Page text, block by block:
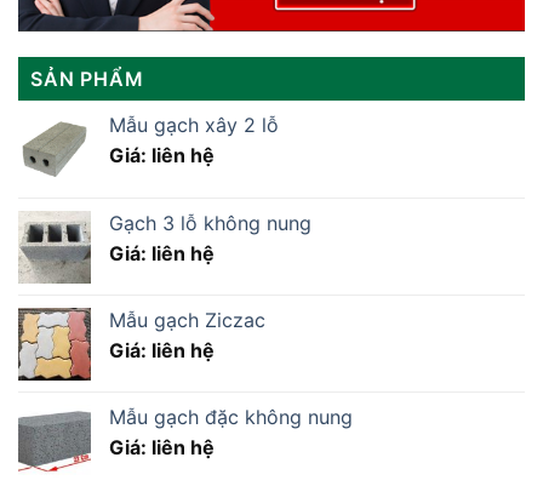
SẢN PHẨM
Mẫu gạch xây 2 lỗ
Giá: liên hệ
Gạch 3 lỗ không nung
Giá: liên hệ
Mẫu gạch Ziczac
Giá: liên hệ
Mẫu gạch đặc không nung
Giá: liên hệ